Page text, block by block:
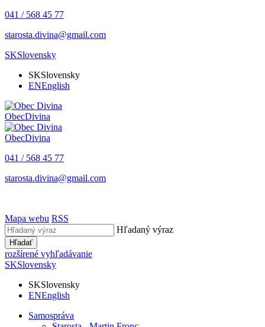
041 / 568 45 77
starosta.divina@gmail.com
SKSlovensky
SKSlovensky
ENEnglish
ObecDivina
ObecDivina
041 / 568 45 77
starosta.divina@gmail.com
Mapa webu RSS
Hľadaný výraz
Hľadať
rozšírené vyhľadávanie
SKSlovensky
SKSlovensky
ENEnglish
Samospráva